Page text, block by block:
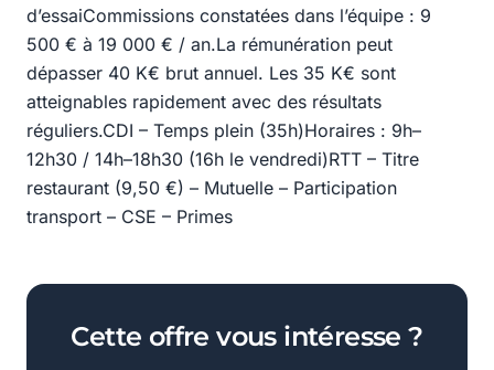
d’essaiCommissions constatées dans l’équipe : 9
500 € à 19 000 € / an.La rémunération peut
dépasser 40 K€ brut annuel. Les 35 K€ sont
atteignables rapidement avec des résultats
réguliers.CDI – Temps plein (35h)Horaires : 9h–
12h30 / 14h–18h30 (16h le vendredi)RTT – Titre
restaurant (9,50 €) – Mutuelle – Participation
transport – CSE – Primes
Cette offre vous intéresse ?